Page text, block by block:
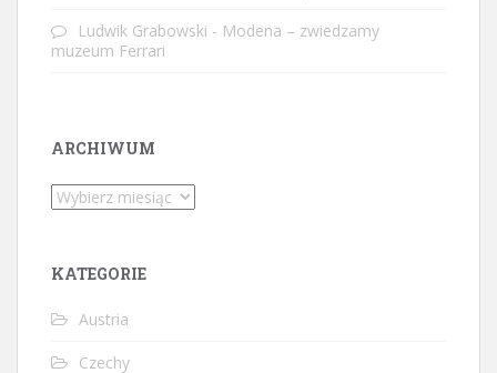
Ludwik Grabowski - Modena – zwiedzamy
muzeum Ferrari
ARCHIWUM
Archiwum
KATEGORIE
Austria
Czechy